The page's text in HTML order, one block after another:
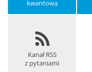
kwantowa
Kanał RSS
z pytaniami